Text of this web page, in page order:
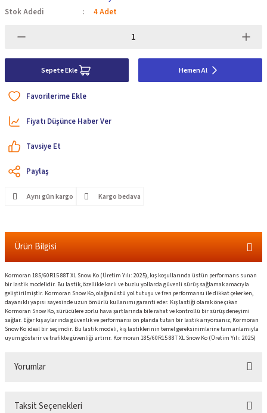
Stok Adedi
4 Adet
Sepete Ekle Hemen Al
Fiyatı Düşünce Haber Ver
Tavsiye Et
Paylaş
Aynı gün kargo Kargo bedava
Ürün Bilgisi
Kormoran 185/60R15 88T XL Snow Ko (Üretim Yılı: 2025), kış koşullarında üstün performans sunan
bir lastik modelidir. Bu lastik, özellikle karlı ve buzlu yollarda güvenli sürüş sağlamak amacıyla
geliştirilmiştir. Kormoran Snow Ko, olağanüstü yol tutuşu ve fren performansı ile dikkat çekerken,
dayanıklı yapısı sayesinde uzun ömürlü kullanımı garanti eder. Kış lastiği olarak öne çıkan
Kormoran Snow Ko, sürücülere zorlu hava şartlarında bile rahat ve kontrollü bir sürüş deneyimi
sağlar. Eğer kış aylarında güvenlik ve performansı ön planda tutan bir lastik arıyorsanız, Kormoran
Snow Ko ideal bir seçimdir. Bu lastik modeli, kış lastiklerinin temel gereksinimlerine tam anlamıyla
uyum gösterir ve trafikte güvenliği artırır. Kormoran 185/60R15 88T XL Snow Ko (Üretim Yılı: 2025)
Yorumlar
Taksit Seçenekleri